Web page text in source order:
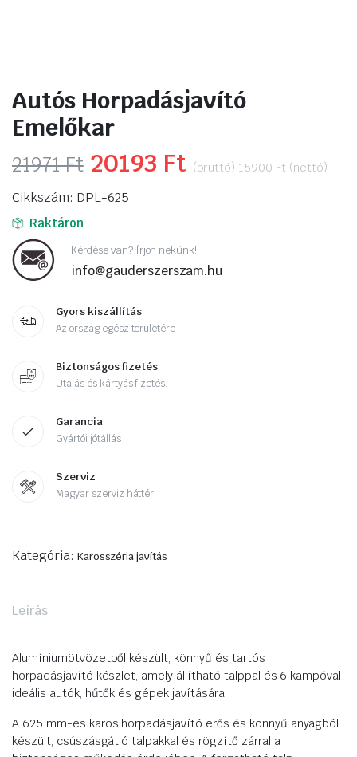
Autós Horpadásjavító
Emelőkar
21971Ft Original
price
21971 Ft.
20193 Ft Current
20193 Ft.
(bruttó) 15900 Ft (nettó)
Cikkszám: DPL-625
Raktáron
Kérdése van? Írjon nekünk!
info@gauderszerszam.hu
Gyors kiszállítás
Az ország egész területére
Biztonságos fizetés
Utalás és kártyás fizetés.
Garancia
Gyártói jótállás
Szerviz
Magyar szerviz háttér
Kategória: Karosszéria javítás
Leírás
Alumíniumötvözetből készült, könnyű és tartós
horpadásjavító készlet, amely állítható talppal és 6 kampóval
ideális autók, hűtők és gépek javítására.
A 625 mm-es karos horpadásjavító erős és könnyű anyagból
készült, csúszásgátló talpakkal és rögzítő zárral a